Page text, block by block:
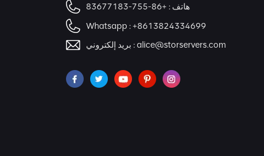
هاتف : +86-755-83677183
Whatsapp :+8613824334699
بريد إلكتروني :alice@storservers.com